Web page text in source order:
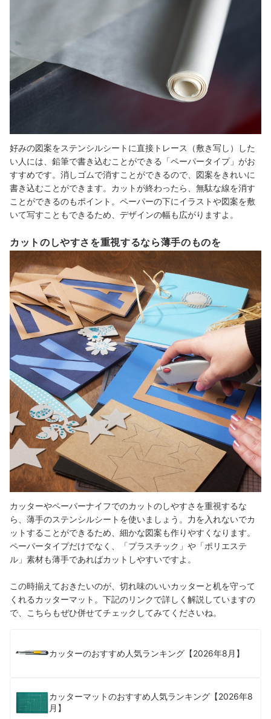
好みの図案をステンシルシートに直接トレース（敷き写し）した
い人には、鉛筆で書き込むことができる「ペーパータイプ」がお
すすめです。消しゴムで消すことができるので、図案をきれいに
書き込むことができます。カットが終わったら、無駄な線を消す
ことができるのもポイント。ペーパーの下にイラストや図案を敷
いて写すこともできるため、デザインの幅も広がりますよ。
カットのしやすさを重視するなら薄手のものを
カッターやペーパーナイフでのカットのしやすさを重視するな
ら、薄手のステンシルシートを使いましょう。力を入れないでカ
ットすることができるため、細かな図案も作りやすくなります。
ペーパータイプだけでなく、「プラスチック」や「ポリエステ
ル」素材も薄手であればカットしやすいですよ。
この時揃えておきたいのが、切れ味のいいカッターと机を守って
くれるカッターマット。下記のリンクで詳しく解説していますの
で、こちらもぜひ併せてチェックしてみてくださいね。
カッターのおすすめ人気ランキング【2026年8月】
カッターマットのおすすめ人気ランキング【2026年8
月】